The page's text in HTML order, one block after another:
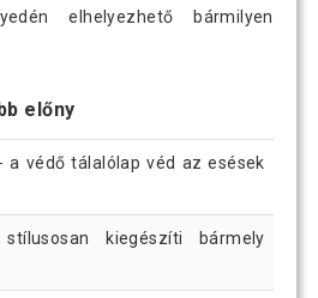
elhelyezhető bármilyen
előny
- a védő tálalólap véd az esések
kiegészíti bármely